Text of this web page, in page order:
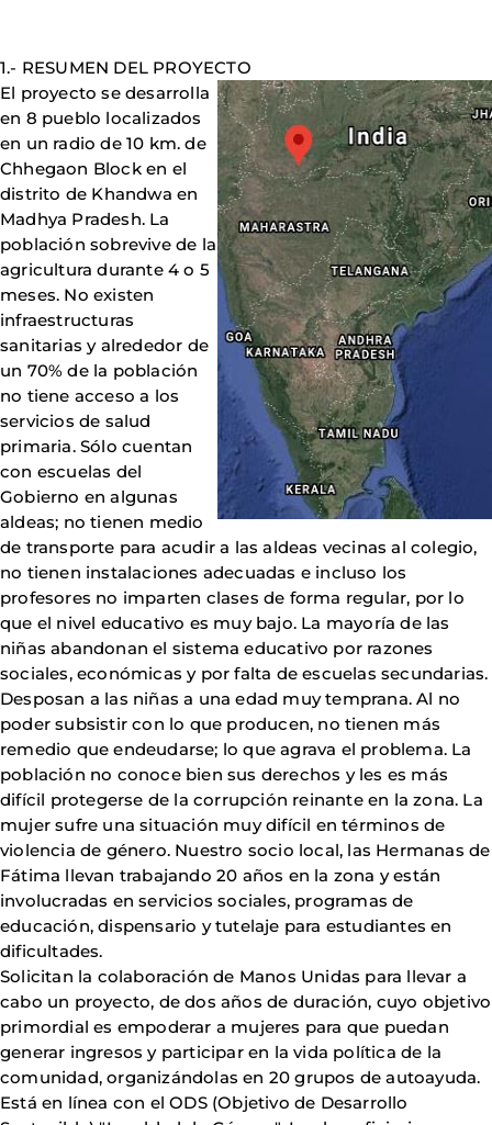
1.- RESUMEN DEL PROYECTO
El proyecto se desarrolla
en 8 pueblo localizados
en un radio de 10 km. de
Chhegaon Block en el
distrito de Khandwa en
Madhya Pradesh. La
población sobrevive de la
agricultura durante 4 o 5
meses. No existen
infraestructuras
sanitarias y alrededor de
un 70% de la población
no tiene acceso a los
servicios de salud
primaria. Sólo cuentan
con escuelas del
Gobierno en algunas
aldeas; no tienen medio
de transporte para acudir a las aldeas vecinas al colegio,
no tienen instalaciones adecuadas e incluso los
profesores no imparten clases de forma regular, por lo
que el nivel educativo es muy bajo. La mayoría de las
niñas abandonan el sistema educativo por razones
sociales, económicas y por falta de escuelas secundarias.
Desposan a las niñas a una edad muy temprana. Al no
poder subsistir con lo que producen, no tienen más
remedio que endeudarse; lo que agrava el problema. La
población no conoce bien sus derechos y les es más
difícil protegerse de la corrupción reinante en la zona. La
mujer sufre una situación muy difícil en términos de
violencia de género. Nuestro socio local, las Hermanas de
Fátima llevan trabajando 20 años en la zona y están
involucradas en servicios sociales, programas de
educación, dispensario y tutelaje para estudiantes en
dificultades.
Solicitan la colaboración de Manos Unidas para llevar a
cabo un proyecto, de dos años de duración, cuyo objetivo
primordial es empoderar a mujeres para que puedan
generar ingresos y participar en la vida política de la
comunidad, organizándolas en 20 grupos de autoayuda.
Está en línea con el ODS (Objetivo de Desarrollo